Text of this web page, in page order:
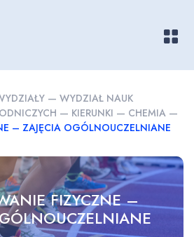
— WYDZIAŁ NAUK
— KIERUNKI — CHEMIA —
– ZAJĘCIA OGÓLNOUCZELNIANE
FIZYCZNE –